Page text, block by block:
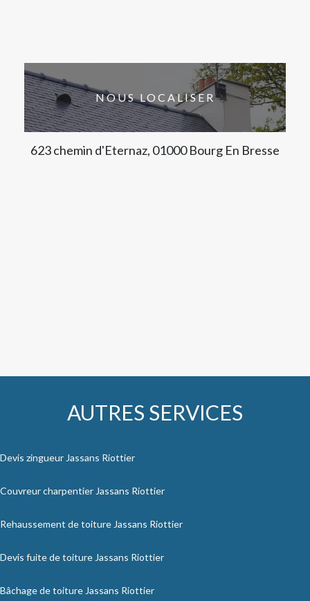
NOUS LOCALISER
623 chemin d'Eternaz, 01000 Bourg En Bresse
AUTRES SERVICES
Devis zingueur Jassans Riottier
Couvreur charpentier Jassans Riottier
Rehaussement de toiture Jassans Riottier
Devis fuite de toiture Jassans Riottier
Bâchage de toiture Jassans Riottier